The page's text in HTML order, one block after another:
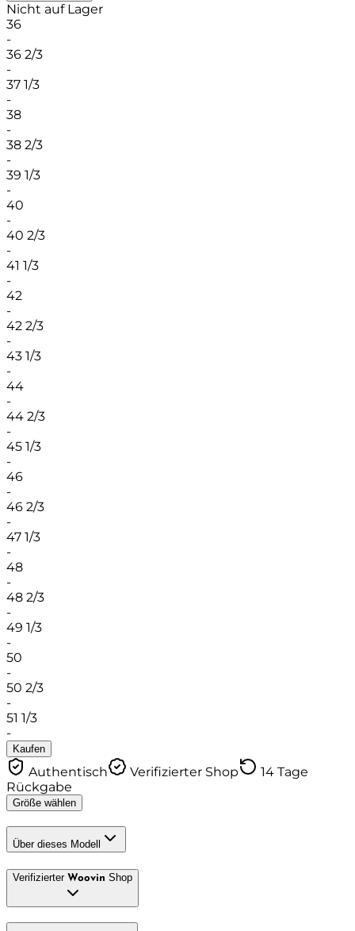
Nicht auf Lager
36
-
36 2/3
-
37 1/3
-
38
-
38 2/3
-
39 1/3
-
40
-
40 2/3
-
41 1/3
-
42
-
42 2/3
-
43 1/3
-
44
-
44 2/3
-
45 1/3
-
46
-
46 2/3
-
47 1/3
-
48
-
48 2/3
-
49 1/3
-
50
-
50 2/3
-
51 1/3
-
Kaufen
Authentisch Verifizierter Shop
14 Tage
Rückgabe
Größe wählen
Über dieses Modell
Verifizierter Woovin Shop